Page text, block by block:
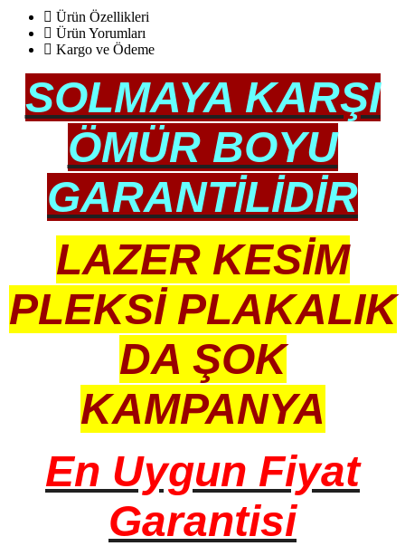
Ürün Özellikleri
Ürün Yorumları
Kargo ve Ödeme
SOLMAYA KARŞI
ÖMÜR BOYU
GARANTİLİDİR
LAZER KESİM
PLEKSİ PLAKALIK
DA ŞOK
KAMPANYA
En Uygun Fiyat
Garantisi